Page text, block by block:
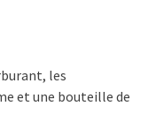
les
et une bouteille de